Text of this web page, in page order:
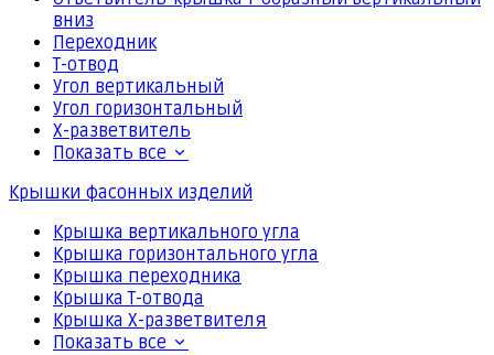
вниз
Переходник
Т-отвод
Угол вертикальный
Угол горизонтальный
Х-разветвитель
Показать все
Крышки фасонных изделий
Крышка вертикального угла
Крышка горизонтального угла
Крышка переходника
Крышка Т-отвода
Крышка Х-разветвителя
Показать все